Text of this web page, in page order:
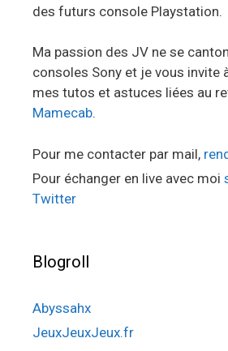
des futurs console Playstation.
Ma passion des JV ne se
consoles Sony et je vous invite
mes tutos et astuces liées au
Mamecab.
Pour me contacter par mail,
Pour échanger en live avec moi
Twitter
Blogroll
Abyssahx
JeuxJeuxJeux.fr